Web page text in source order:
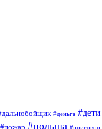
#деньга #дети
#пожар #польша #приговор